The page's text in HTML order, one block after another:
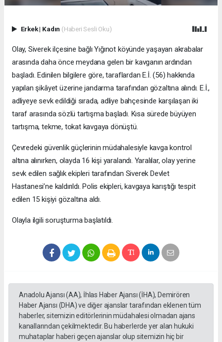
Erkek| Kadın (Haberi Sesli Oku)
Olay, Siverek ilçesine bağlı Yığınot köyünde yaşayan akrabalar
arasında daha önce meydana gelen bir kavganın ardından
başladı. Edinilen bilgilere göre, taraflardan E.İ. (56) hakkında
yapılan şikâyet üzerine jandarma tarafından gözaltına alındı. E.İ.,
adliyeye sevk edildiği sırada, adliye bahçesinde karşılaşan iki
taraf arasında sözlü tartışma başladı. Kısa sürede büyüyen
tartışma, tekme, tokat kavgaya dönüştü.
Çevredeki güvenlik güçlerinin müdahalesiyle kavga kontrol
altına alınırken, olayda 16 kişi yaralandı. Yaralılar, olay yerine
sevk edilen sağlık ekipleri tarafından Siverek Devlet
Hastanesi’ne kaldırıldı. Polis ekipleri, kavgaya karıştığı tespit
edilen 15 kişiyi gözaltına aldı.
Olayla ilgili soruşturma başlatıldı.
Anadolu Ajansı (AA), İhlas Haber Ajansı (İHA), Demirören
Haber Ajansı (DHA) ve diğer ajanslar tarafından eklenen tüm
haberler, sitemizin editörlerinin müdahalesi olmadan ajans
kanallarından çekilmektedir. Bu haberlerde yer alan hukuki
muhataplar haberi geçen ajanslar olup sitemizin hiç bir